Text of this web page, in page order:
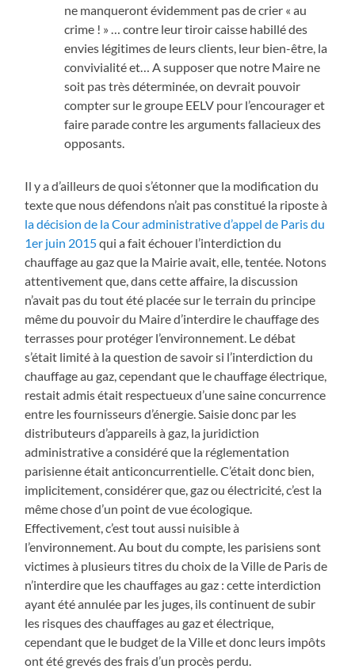
ne manqueront évidemment pas de crier « au
crime ! » … contre leur tiroir caisse habillé des
envies légitimes de leurs clients, leur bien-être, la
convivialité et… A supposer que notre Maire ne
soit pas très déterminée, on devrait pouvoir
compter sur le groupe EELV pour l’encourager et
faire parade contre les arguments fallacieux des
opposants.
Il y a d’ailleurs de quoi s’étonner que la modification du
texte que nous défendons n’ait pas constitué la riposte à
la décision de la Cour administrative d’appel de Paris du
1er juin 2015qui a fait échouer l’interdiction du
chauffage au gaz que la Mairie avait, elle, tentée. Notons
attentivement que, dans cette affaire, la discussion
n’avait pas du tout été placée sur le terrain du principe
même du pouvoir du Maire d’interdire le chauffage des
terrasses pour protéger l’environnement. Le débat
s’était limité à la question de savoir si l’interdiction du
chauffage au gaz, cependant que le chauffage électrique,
restait admis était respectueux d’une saine concurrence
entre les fournisseurs d’énergie. Saisie donc par les
distributeurs d’appareils à gaz, la juridiction
administrative a considéré que la réglementation
parisienne était anticoncurrentielle. C’était donc bien,
implicitement, considérer que, gaz ou électricité, c’est la
même chose d’un point de vue écologique.
Effectivement, c’est tout aussi nuisible à
l’environnement. Au bout du compte, les parisiens sont
victimes à plusieurs titres du choix de la Ville de Paris de
n’interdire que les chauffages au gaz : cette interdiction
ayant été annulée par les juges, ils continuent de subir
les risques des chauffages au gaz et électrique,
cependant que le budget de la Ville et donc leurs impôts
ont été grevés des frais d’un procès perdu.